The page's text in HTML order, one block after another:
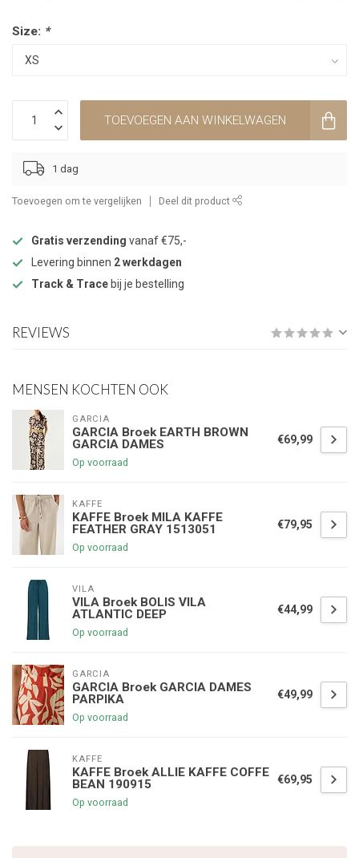
Size: *
TOEVOEGEN AAN WINKELWAGEN
1 dag
Toevoegen om te vergelijken Deel dit product
Gratis verzending vanaf €75,-
Levering binnen 2 werkdagen
Track & Trace bij je bestelling
REVIEWS
MENSEN KOCHTEN OOK
GARCIA
GARCIA Broek EARTH BROWN
GARCIA DAMES
Op voorraad
€69,99
KAFFE
KAFFE Broek MILA KAFFE
FEATHER GRAY 1513051
Op voorraad
€79,95
VILA
VILA Broek BOLIS VILA
ATLANTIC DEEP
Op voorraad
€44,99
GARCIA
GARCIA Broek GARCIA DAMES
PARPIKA
Op voorraad
€49,99
KAFFE
KAFFE Broek ALLIE KAFFE COFFE
BEAN 190915
Op voorraad
€69,95